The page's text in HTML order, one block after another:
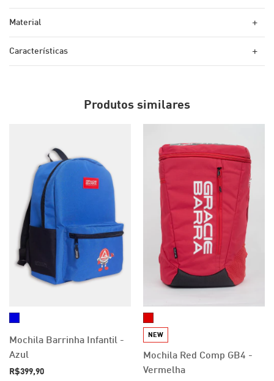
Material +
Características +
Produtos similares
Mochila Barrinha Infantil -
Azul
R$399,90
NEW
Mochila Red Comp GB4 -
Vermelha